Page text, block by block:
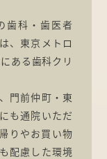
歯科・歯医者
、東京メトロ
ある歯科クリ
門前仲町・東
も通院いただ
りやお買い物
配慮した環境